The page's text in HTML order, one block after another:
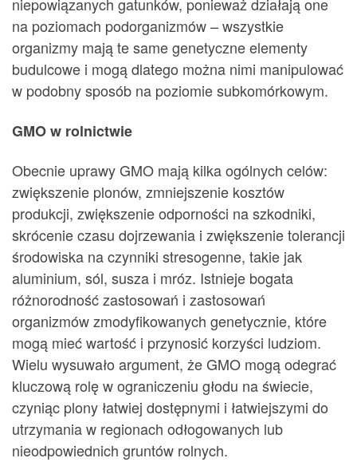
niepowiązanych gatunków, ponieważ działają one
na poziomach podorganizmów – wszystkie
organizmy mają te same genetyczne elementy
budulcowe i mogą dlatego można nimi manipulować
w podobny sposób na poziomie subkomórkowym.
GMO w rolnictwie
Obecnie uprawy GMO mają kilka ogólnych celów:
zwiększenie plonów, zmniejszenie kosztów
produkcji, zwiększenie odporności na szkodniki,
skrócenie czasu dojrzewania i zwiększenie tolerancji
środowiska na czynniki stresogenne, takie jak
aluminium, sól, susza i mróz. Istnieje bogata
różnorodność zastosowań i zastosowań
organizmów zmodyfikowanych genetycznie, które
mogą mieć wartość i przynosić korzyści ludziom.
Wielu wysuwało argument, że GMO mogą odegrać
kluczową rolę w ograniczeniu głodu na świecie,
czyniąc plony łatwiej dostępnymi i łatwiejszymi do
utrzymania w regionach odłogowanych lub
nieodpowiednich gruntów rolnych.